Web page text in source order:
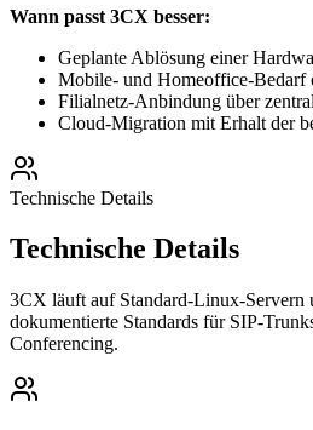
Wann passt 3CX besser:
Geplante Ablösung einer
Mobile- und Homeoffice-Bedarf
Filialnetz-Anbindung über
Cloud-Migration mit Erhalt der
Technische Details
Technische Details
3CX läuft auf Standard-Linux-Servern
dokumentierte Standards für SIP-
Conferencing.